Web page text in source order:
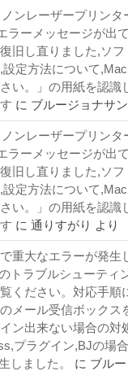
ンレーザープリンタ
ラーメッセージが出
旧し直りました,ソ
設定方法について
さい。」の用紙を認識
に ブルージョナサン
ンレーザープリンタ
ラーメッセージが出
旧し直りました,ソ
設定方法について
さい。」の用紙を認識
に 通りすがり より
重大なエラーが発生
トラブルシューティ
ください。対応手順
メール受信ボックス
ン出来ない場合の対
プラグイン,BJの場
しました。
に ブル